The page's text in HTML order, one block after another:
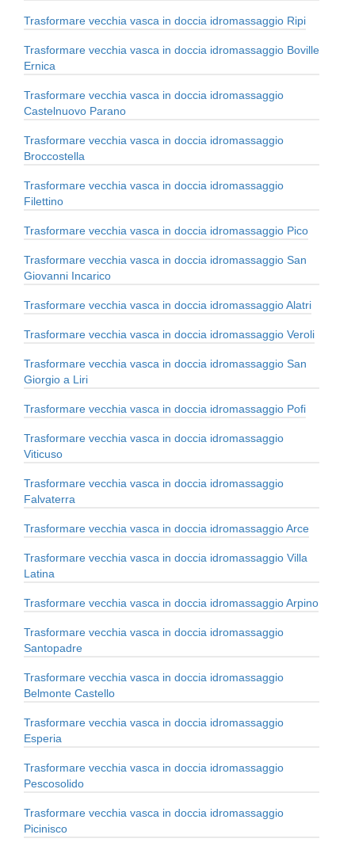
Trasformare vecchia vasca in doccia idromassaggio Ripi
Trasformare vecchia vasca in doccia idromassaggio Boville
Ernica
Trasformare vecchia vasca in doccia idromassaggio
Castelnuovo Parano
Trasformare vecchia vasca in doccia idromassaggio
Broccostella
Trasformare vecchia vasca in doccia idromassaggio
Filettino
Trasformare vecchia vasca in doccia idromassaggio Pico
Trasformare vecchia vasca in doccia idromassaggio San
Giovanni Incarico
Trasformare vecchia vasca in doccia idromassaggio Alatri
Trasformare vecchia vasca in doccia idromassaggio Veroli
Trasformare vecchia vasca in doccia idromassaggio San
Giorgio a Liri
Trasformare vecchia vasca in doccia idromassaggio Pofi
Trasformare vecchia vasca in doccia idromassaggio
Viticuso
Trasformare vecchia vasca in doccia idromassaggio
Falvaterra
Trasformare vecchia vasca in doccia idromassaggio Arce
Trasformare vecchia vasca in doccia idromassaggio Villa
Latina
Trasformare vecchia vasca in doccia idromassaggio Arpino
Trasformare vecchia vasca in doccia idromassaggio
Santopadre
Trasformare vecchia vasca in doccia idromassaggio
Belmonte Castello
Trasformare vecchia vasca in doccia idromassaggio
Esperia
Trasformare vecchia vasca in doccia idromassaggio
Pescosolido
Trasformare vecchia vasca in doccia idromassaggio
Picinisco